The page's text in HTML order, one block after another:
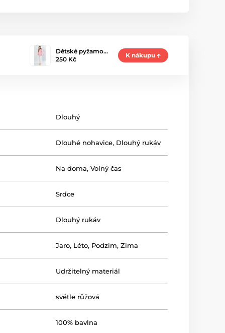
Dětské pyžamo…
250 Kč
K nákupu
Dlouhý
Dlouhé nohavice, Dlouhý rukáv
Na doma,Volný čas
Srdce
Dlouhý rukáv
Jaro, Léto, Podzim,Zima
Udržitelný materiál
světle růžová
100% bavlna